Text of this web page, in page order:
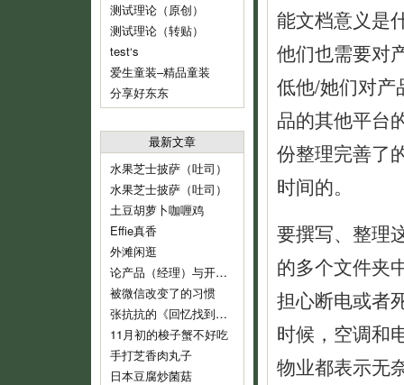
测试理论（原创）
测试理论（转贴）
test‘s
爱生童装–精品童装
分享好东东
最新文章
水果芝士披萨（吐司）
水果芝士披萨（吐司）
土豆胡萝卜咖喱鸡
Effie真香
外滩闲逛
论产品（经理）与开发（经理）的话语权
被微信改变了的习惯
张抗抗的《回忆找到了我》
11月初的梭子蟹不好吃
手打芝香肉丸子
日本豆腐炒菌菇
能文档意义是
他们也需要对
低他/她们对产
品的其他平台
份整理完善了
时间的。
要撰写、整理
的多个文件夹
担心断电或者
时候，空调和
物业都表示无